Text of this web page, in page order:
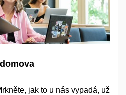
jak to u nás vypadá, už